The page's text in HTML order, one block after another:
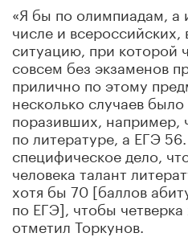
«Я бы по олимпиадам, а
числе и
ситуацию, при которой
совсем без экзаменов
прилично по этому
несколько случаев
поразивших, например,
по литературе, а ЕГЭ
специфическое дело,
человека талант
хотя бы 70 [баллов
по ЕГЭ], чтобы
отметил Торкунов.